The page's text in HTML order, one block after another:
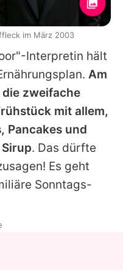
Interpretin hält
Am
zweifache
mit allem,
Pancakes und
. Das dürfte
Es geht
Sonntags-
im März 2003